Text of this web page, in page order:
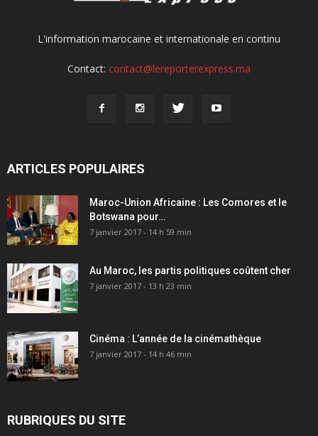
L'information marocaine et internationale en continu
Contact: contact@lereporterexpress.ma
ARTICLES POPULAIRES
Maroc-Union Africaine : Les Comores et le
Botswana pour…
7 janvier 2017 - 14 h 59 min
Au Maroc, les partis politiques coûtent cher
7 janvier 2017 - 13 h 23 min
Cinéma : L’année de la cinémathèque
7 janvier 2017 - 14 h 46 min
RUBRIQUES DU SITE